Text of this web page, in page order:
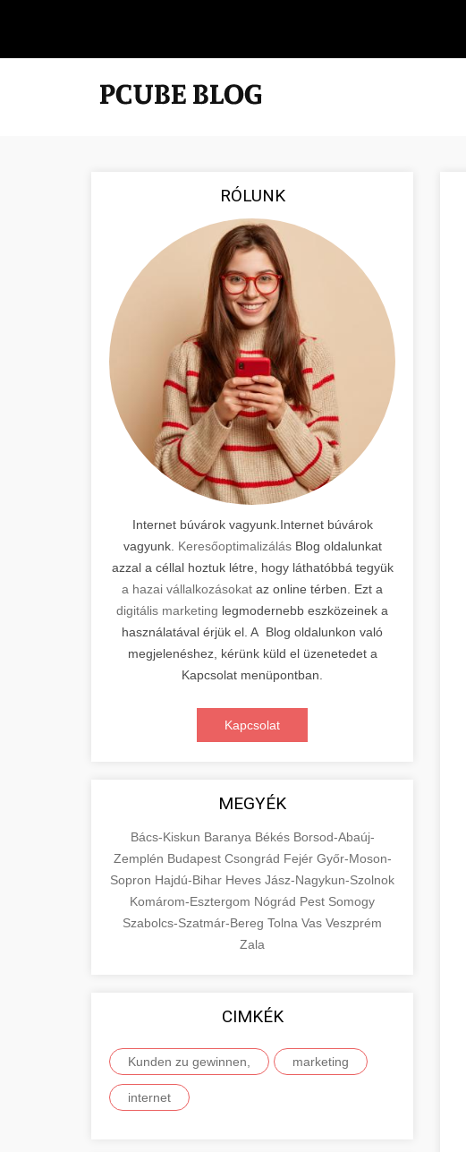
RÓLUNK
Internet búvárok vagyunk.Internet búvárok
vagyunk. KeresőoptimalizálásBlog oldalunkat
azzal a céllal hoztuk létre, hogy láthatóbbá tegyük
a hazai vállalkozásokat az online térben. Ezt a
digitális marketing legmodernebb eszközeinek a
használatával érjük el. A Blog oldalunkon való
megjelenéshez, kérünk küld el üzenetedet a
Kapcsolat menüpontban.
Kapcsolat
MEGYÉK
Bács-Kiskun Baranya Békés Borsod-Abaúj-
Zemplén Budapest Csongrád Fejér Győr-Moson-
Sopron Hajdú-Bihar Heves Jász-Nagykun-Szolnok
Komárom-Esztergom Nógrád Pest Somogy
Szabolcs-Szatmár-Bereg Tolna Vas Veszprém
Zala
CIMKÉK
Kunden zu gewinnen, marketing
internet